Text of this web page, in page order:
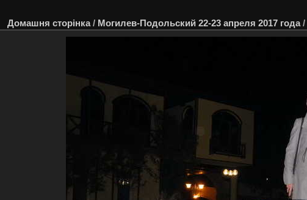
Домашня сторінка/ Могилев-Подольский 22-23 апреля 2017 года/